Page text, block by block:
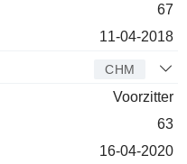
67
11-04-2018
CHM
Voorzitter
63
16-04-2020